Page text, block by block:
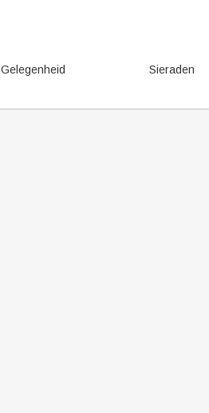
Gelegenheid Sieraden